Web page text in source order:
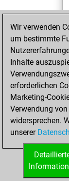
Wir verwenden
um bestimmte
Inhalte
erforderlichen
Marketing-
Verwendung
widersprechen.
unserer